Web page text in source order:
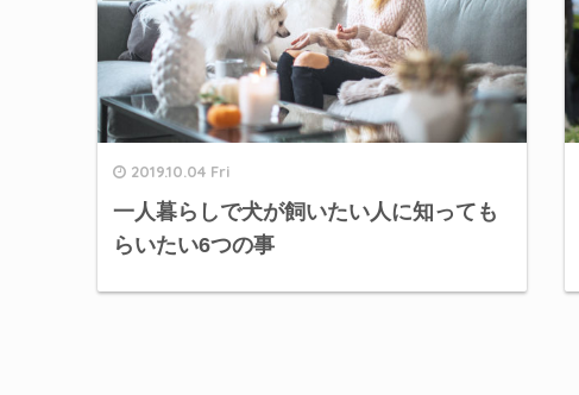
2019.10.04 Fri
一人暮らしで犬が飼いたい人に知っても
らいたい6つの事